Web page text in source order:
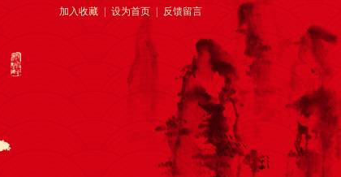
加入收藏 设为首页 反馈留言